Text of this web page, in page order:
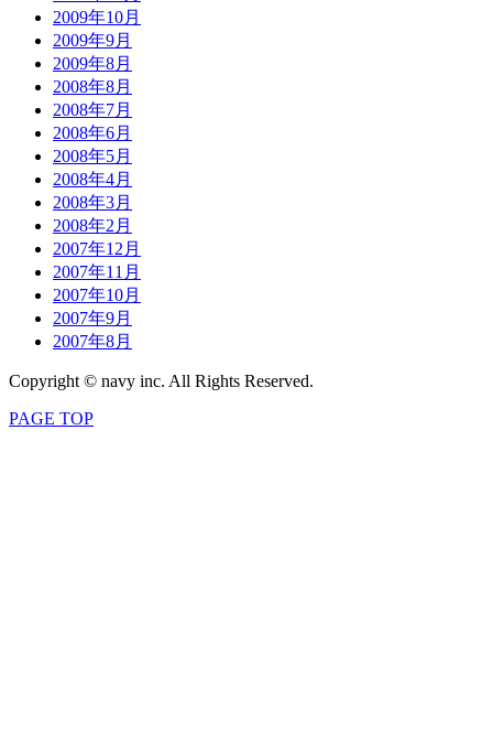
2009年10月
2009年9月
2009年8月
2008年8月
2008年7月
2008年6月
2008年5月
2008年4月
2008年3月
2008年2月
2007年12月
2007年11月
2007年10月
2007年9月
2007年8月
Copyright © navy inc. All Rights Reserved.
PAGE TOP